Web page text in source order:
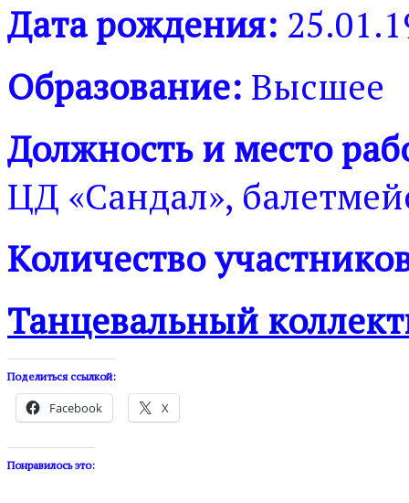
Дата рождения:
Образование: Высшее
Должность и место
ЦД «Сандал»,
Количество
Танцевальный
Поделиться ссылкой:
Facebook X
Понравилось это: